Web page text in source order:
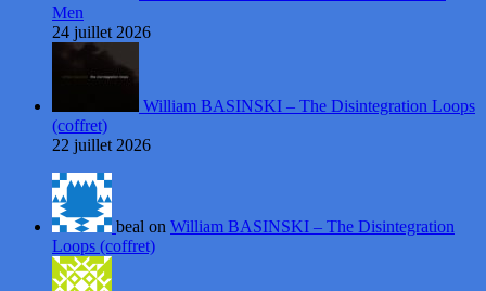
Men
24 juillet 2026
William BASINSKI – The Disintegration Loops
(coffret)
22 juillet 2026
beal on William BASINSKI – The Disintegration
Loops (coffret)